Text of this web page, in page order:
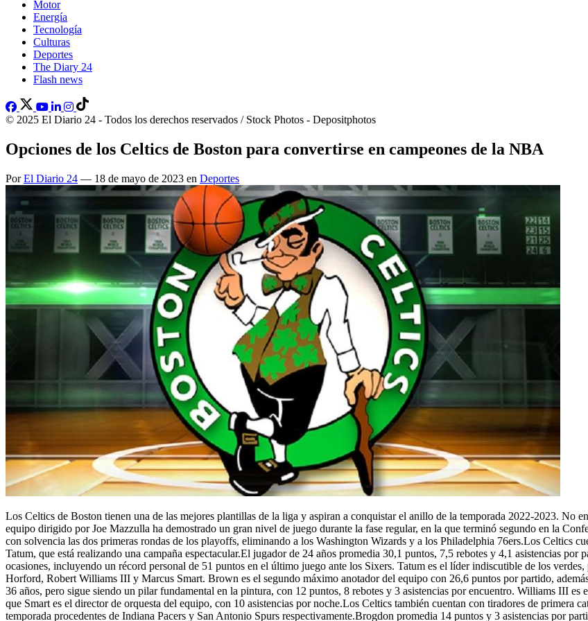
Motor
Energía
Tecnología
Culturas
Deportes
The Diary 24
Flash news
© 2025 El Diario 24 - Todos los derechos reservados / Stock Photos - Depositphotos
Opciones de los Celtics de Boston para convertirse en campeones de la NBA
PorEl Diario 24 — 18 de mayo de 2023 en Deportes
Los Celtics de Boston tienen una de las mejores plantillas de la liga y aspiran a conquistar el anillo de la temporada 2022-2023. No
equipo dirigido por Joe Mazzulla ha demostrado un gran nivel de juego durante la fase regular, en la que terminó segundo en la
con solvencia las dos primeras rondas de los playoffs, eliminando a los Washington Wizards y a los Philadelphia 76ers.Los Celtics
Tatum, que está realizando una campaña espectacular.El jugador de 24 años promedia 30,1 puntos, 7,5 rebotes y 4,1 asistencias por
ocasiones, incluyendo un récord personal de 51 puntos en el último juego ante los Sixers. Tatum es el líder indiscutible de los
Horford, Robert Williams III y Marcus Smart. Brown es el segundo máximo anotador del equipo con 26,6 puntos por partido,
36 años, pero sigue siendo un pilar fundamental en la pintura, con 12 puntos, 8 rebotes y 3 asistencias por encuentro. Williams III
que Smart es el director de orquesta del equipo, con 10 asistencias por noche.Los Celtics también cuentan con tiradores de
temporada procedentes de Indiana Pacers y San Antonio Spurs respectivamente.Brogdon promedia 14 puntos y 3 asistencias por